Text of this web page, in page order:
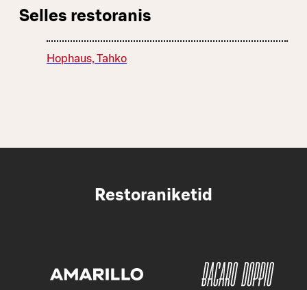
Selles restoranis
Hophaus, Tahko
Restoraniketid